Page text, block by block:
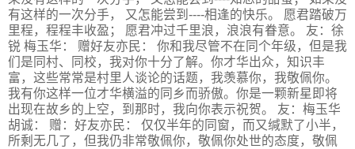
有这样的一次分手， 又怎能尝到----相逢的快乐。 愿君踏破万
里程，程程丰收盈； 愿君冲过千里浪，浪浪有眷意。 友：徐
锐 梅玉华： 赠好友亦民： 你和我尽管不在同个年级，但是我
们是同村、同校，我对你十分了解。你才华出众，知识丰
富，这些常常是村里人谈论的话题，我羡慕你，我敬佩你。
我有你这样一位才华横溢的同乡而骄傲。你是一颗新星即将
出现在故乡的上空，到那时，我向你表示祝贺。 友：梅玉华
胡诚： 赠：好友亦民： 仅仅半年的同窗，而又缄默了小半，
所剩无几了，但我仍非常敬佩你，敬佩你处世的态度，敬佩